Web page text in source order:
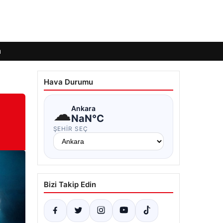
Hava Durumu
☁Ankara
NaN°C
ŞEHIR SEÇ
Bizi Takip Edin